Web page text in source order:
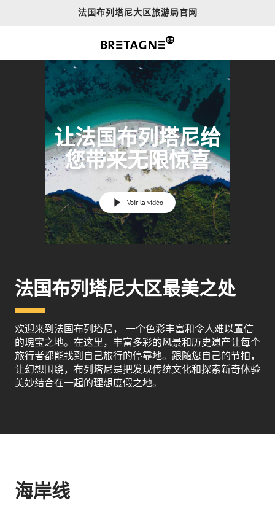
法国布列塔尼大区旅游局官网
让法国布列塔尼给
您带来无限惊喜
Voir la vidéo
法国布列塔尼大区最美之处
欢迎来到法国布列塔尼， 一个色彩丰富和令人难以置信
的瑰宝之地。在这里，丰富多彩的风景和历史遗产让每个
旅行者都能找到自己旅行的停靠地。跟随您自己的节拍，
让幻想围绕，布列塔尼是把发现传统文化和探索新奇体验
美妙结合在一起的理想度假之地。
海岸线